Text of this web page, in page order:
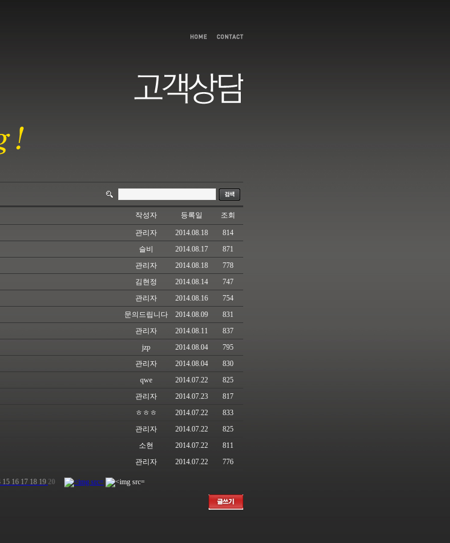
작성자 등록일 조회
관리자 2014.08.18
814
슬비 2014.08.17
871
관리자 2014.08.18
778
김현정 2014.08.14
747
관리자 2014.08.16
754
문의드립니다 2014.08.09
831
관리자 2014.08.11
837
jzp 2014.08.04
795
관리자 2014.08.04
830
qwe 2014.07.22
825
관리자 2014.07.23
817
ㅎㅎㅎ 2014.07.22
833
관리자 2014.07.22
825
소현 2014.07.22
811
관리자 2014.07.22 776
15 16 17 18 19 20